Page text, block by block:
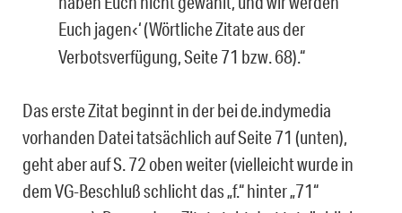
Euch jagen‹‘ (Wörtliche Zitate aus der
Verbotsverfügung, Seite 71 bzw. 68).“
Das erste Zitat beginnt in der bei de.indymedia
vorhanden Datei tatsächlich auf Seite 71 (unten),
geht aber auf S. 72 oben weiter (vielleicht wurde in
dem VG-Beschluß schlicht das „f.“ hinter „71“